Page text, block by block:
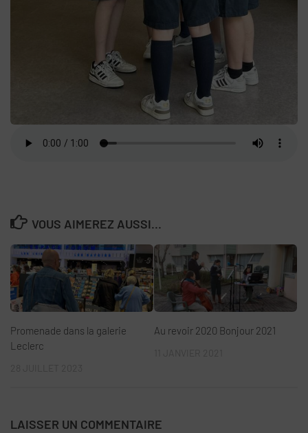
VOUS AIMEREZ AUSSI...
Promenade dans la galerie
Leclerc
Au revoir 2020 Bonjour 2021
LAISSER UN COMMENTAIRE